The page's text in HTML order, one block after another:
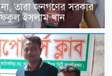
তারা জনগণের সরকার
ইসলাম খান